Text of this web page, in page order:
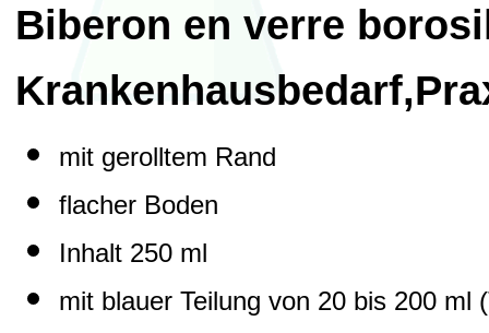
Biberon en verre
mit gerolltem Rand
flacher Boden
Inhalt 250 ml
mit blauer Teilung von 20 bis 200 ml